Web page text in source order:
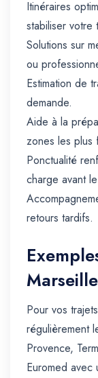
Itinéraires
stabiliser votre
Solutions sur
ou
Estimation de
demande.
Aide à la
zones les plus
Ponctualité
charge avant
retours tardifs.
Marseille
Pour vos
régulièrement
Provence,
Euromed